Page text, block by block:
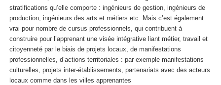
stratifications qu’elle comporte : ingénieurs de gestion, ingénieurs de
production, ingénieurs des arts et métiers etc. Mais c’est également
vrai pour nombre de cursus professionnels, qui contribuent à
construire pour l’apprenant une visée intégrative liant métier, travail et
citoyenneté par le biais de projets locaux, de manifestations
professionnelles, d’actions territoriales : par exemple manifestations
culturelles, projets inter-établissements, partenariats avec des acteurs
locaux comme dans les villes apprenantes